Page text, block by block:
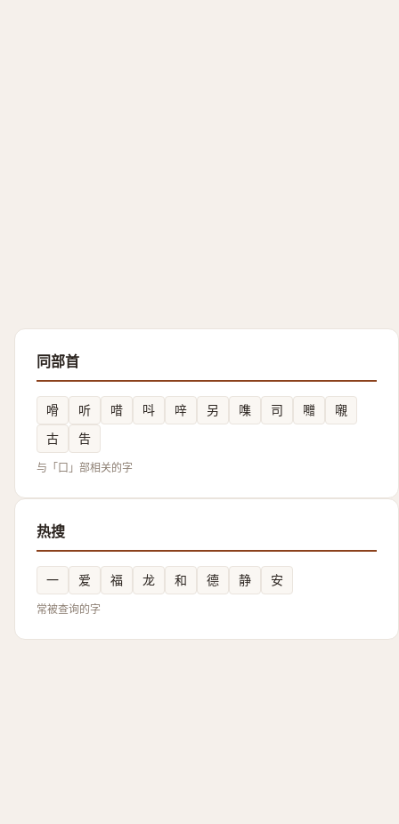
同部首
嗗 听 唶 呌 㖕 另 㗱 司 囎
嚫
古
吿
与「口」部相关的字
热搜
一 爱 福 龙 和 德 静 安
常被查询的字